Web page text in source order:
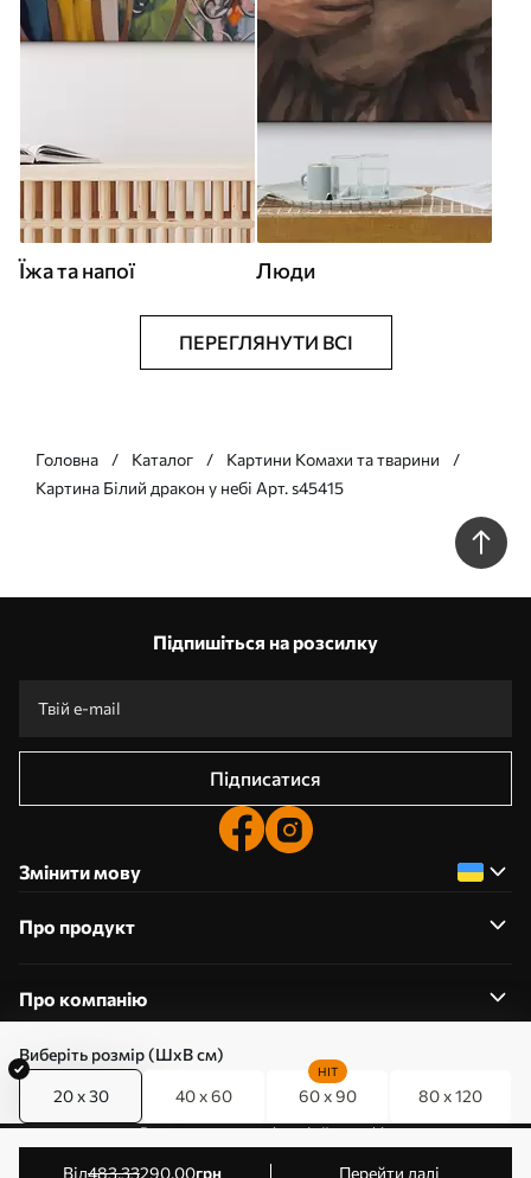
Виберіть розмір (ШхВ см)
20 x 30 40 x 60 60 x 90
HIT
80 x 120
від483.33290.00грн Перейти далі
Їжа та напої Люди
ПЕРЕГЛЯНУТИ ВСІ
Головна Каталог
Картини Комахи та тварини
Картина Білий дракон у небі Арт. s45415
Підпишіться на розсилку
Підписатися
Змінити мову
Про продукт
Про компанію
0800357223
Редагування дозволів на файли cookie
© 2011-2026 Art-holst. Усі права захищені. Власник: